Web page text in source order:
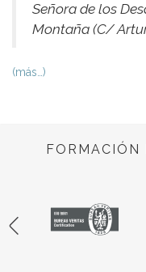
Señora de los
Montaña (C/
(más…)